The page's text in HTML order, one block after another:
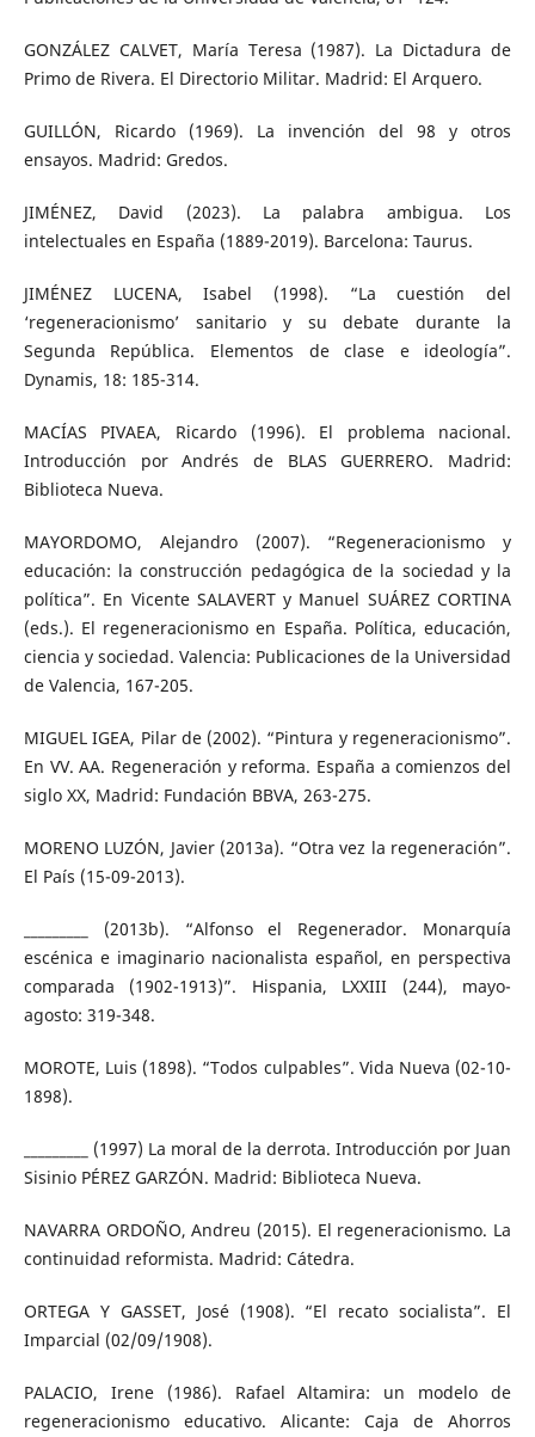
GONZÁLEZ CALVET, María Teresa (1987). La Dictadura de
Primo de Rivera. El Directorio Militar. Madrid: El Arquero.
GUILLÓN, Ricardo (1969). La invención del 98 y otros
ensayos. Madrid: Gredos.
JIMÉNEZ, David (2023). La palabra ambigua. Los
intelectuales en España (1889-2019). Barcelona: Taurus.
JIMÉNEZ LUCENA, Isabel (1998). “La cuestión del
‘regeneracionismo’ sanitario y su debate durante la
Segunda República. Elementos de clase e ideología”.
Dynamis, 18: 185-314.
MACÍAS PIVAEA, Ricardo (1996). El problema nacional.
Introducción por Andrés de BLAS GUERRERO. Madrid:
Biblioteca Nueva.
MAYORDOMO, Alejandro (2007). “Regeneracionismo y
educación: la construcción pedagógica de la sociedad y la
política”. En Vicente SALAVERT y Manuel SUÁREZ CORTINA
(eds.). El regeneracionismo en España. Política, educación,
ciencia y sociedad. Valencia: Publicaciones de la Universidad
de Valencia, 167-205.
MIGUEL IGEA, Pilar de (2002). “Pintura y regeneracionismo”.
En VV. AA. Regeneración y reforma. España a comienzos del
siglo XX, Madrid: Fundación BBVA, 263-275.
MORENO LUZÓN, Javier (2013a). “Otra vez la regeneración”.
El País (15-09-2013).
_________ (2013b). “Alfonso el Regenerador. Monarquía
escénica e imaginario nacionalista español, en perspectiva
comparada (1902-1913)”. Hispania, LXXIII (244), mayo-
agosto: 319-348.
MOROTE, Luis (1898). “Todos culpables”. Vida Nueva (02-10-
1898).
_________ (1997) La moral de la derrota. Introducción por Juan
Sisinio PÉREZ GARZÓN. Madrid: Biblioteca Nueva.
NAVARRA ORDOÑO, Andreu (2015). El regeneracionismo. La
continuidad reformista. Madrid: Cátedra.
ORTEGA Y GASSET, José (1908). “El recato socialista”. El
Imparcial (02/09/1908).
PALACIO, Irene (1986). Rafael Altamira: un modelo de
regeneracionismo educativo. Alicante: Caja de Ahorros